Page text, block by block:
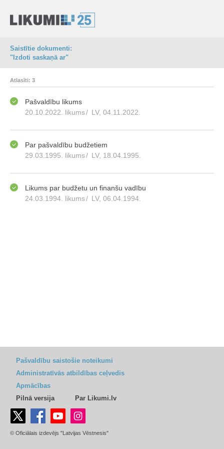
Saistītie dokumenti:
"Izdoti saskaņā ar"
Atlasīti: 3
Pašvaldību likums
20.10.2022. likums/ LV, 04.11.2022.
Par pašvaldību budžetiem
29.03.1995. likums/ LV, 18.04.1995.
Likums par budžetu un finanšu vadību
24.03.1994. likums/ LV, 06.04.1994.
Pašvaldību saistošie noteikumi
Administratīvās atbildības ceļvedis
Apmācības
Pilnā versija
Par Likumi.lv
© Oficiālais izdevējs "Latvijas Vēstnesis"